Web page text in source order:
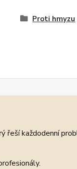
Proti hmyzu
řeší každodenní